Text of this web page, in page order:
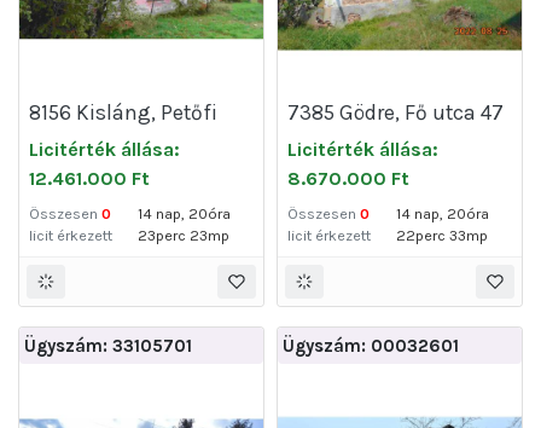
8156 Kisláng, Petőfi
Sándor utca 31
Licitérték állása:
12.461.000 Ft
Összesen 0
licit érkezett
14 nap, 20óra
23perc 23mp
7385 Gödre, Fő utca 47
Licitérték állása:
8.670.000 Ft
Összesen 0
licit érkezett
14 nap, 20óra
22perc 33mp
Ügyszám: 33105701 Ügyszám: 00032601